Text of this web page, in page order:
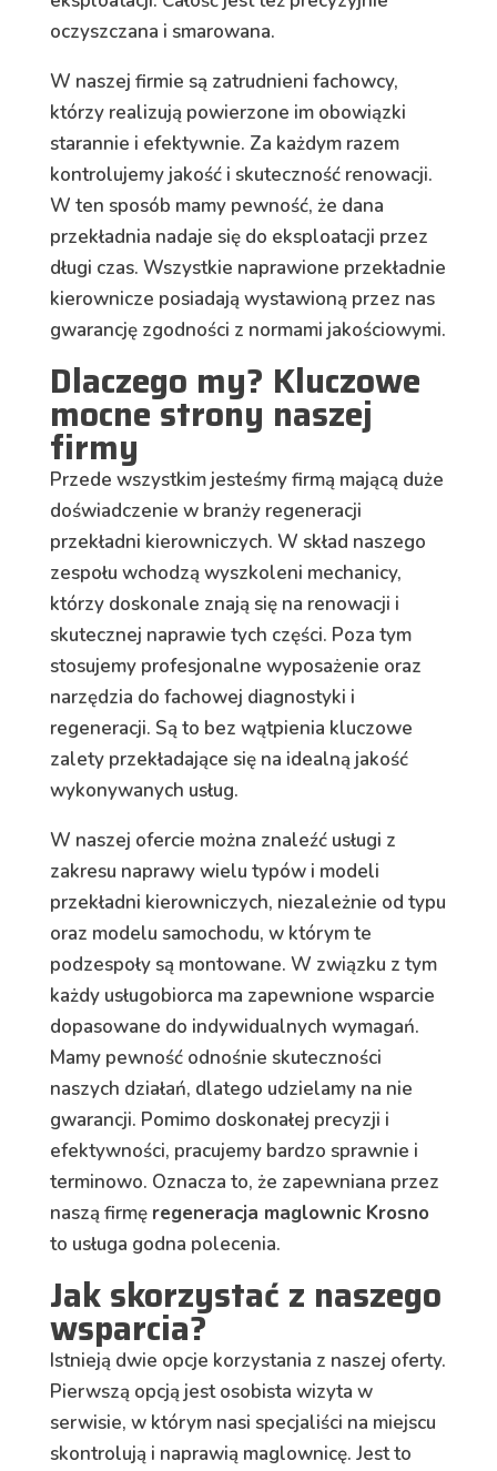
oczyszczana i smarowana.
W naszej firmie są zatrudnieni fachowcy,
którzy realizują powierzone im obowiązki
starannie i efektywnie. Za każdym razem
kontrolujemy jakość i skuteczność renowacji.
W ten sposób mamy pewność, że dana
przekładnia nadaje się do eksploatacji przez
długi czas. Wszystkie naprawione przekładnie
kierownicze posiadają wystawioną przez nas
gwarancję zgodności z normami jakościowymi.
Dlaczego my? Kluczowe
mocne strony naszej
firmy
Przede wszystkim jesteśmy firmą mającą duże
doświadczenie w branży regeneracji
przekładni kierowniczych. W skład naszego
zespołu wchodzą wyszkoleni mechanicy,
którzy doskonale znają się na renowacji i
skutecznej naprawie tych części. Poza tym
stosujemy profesjonalne wyposażenie oraz
narzędzia do fachowej diagnostyki i
regeneracji. Są to bez wątpienia kluczowe
zalety przekładające się na idealną jakość
wykonywanych usług.
W naszej ofercie można znaleźć usługi z
zakresu naprawy wielu typów i modeli
przekładni kierowniczych, niezależnie od typu
oraz modelu samochodu, w którym te
podzespoły są montowane. W związku z tym
każdy usługobiorca ma zapewnione wsparcie
dopasowane do indywidualnych wymagań.
Mamy pewność odnośnie skuteczności
naszych działań, dlatego udzielamy na nie
gwarancji. Pomimo doskonałej precyzji i
efektywności, pracujemy bardzo sprawnie i
terminowo. Oznacza to, że zapewniana przez
naszą firmę regeneracja maglownic Krosno
to usługa godna polecenia.
Jak skorzystać z naszego
wsparcia?
Istnieją dwie opcje korzystania z naszej oferty.
Pierwszą opcją jest osobista wizyta w
serwisie, w którym nasi specjaliści na miejscu
skontrolują i naprawią maglownicę. Jest to